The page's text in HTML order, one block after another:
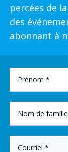
percées de
des
abonnant à
DE
FAMILLE
*